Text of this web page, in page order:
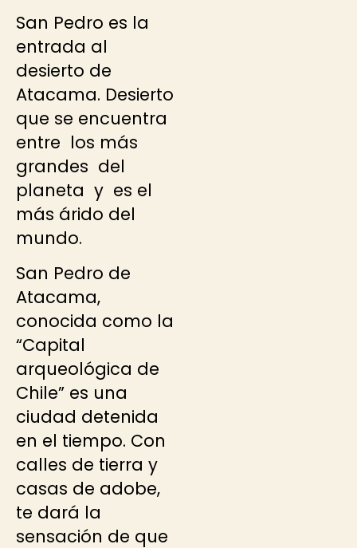
San Pedro es la
entrada al
desierto de
Atacama. Desierto
que se encuentra
entre los más
grandes del
planeta y es el
más árido del
mundo.
San Pedro de
Atacama,
conocida como la
“Capital
arqueológica de
Chile” es una
ciudad detenida
en el tiempo. Con
calles de tierra y
casas de adobe,
te dará la
sensación de que